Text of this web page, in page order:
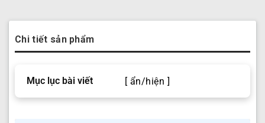
Chi tiết sản phẩm
Mục lục bài viết [ ẩn/hiện ]